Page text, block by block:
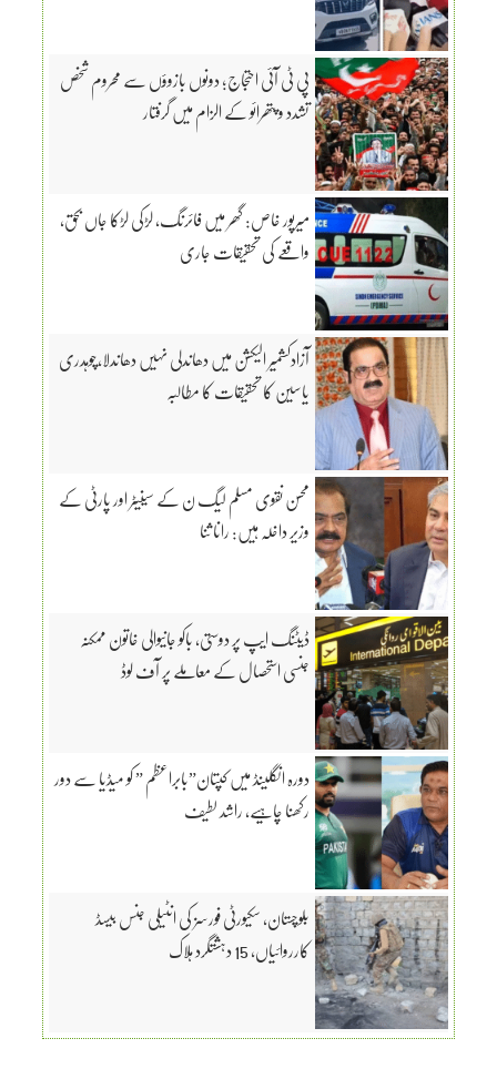
پی ٹی آئی احتجاج؛ دونوں بازوؤں سے محروم شخص
تشدد و پتھرائو کے الزام میں گرفتار
میرپور خاص: گھر میں فائرنگ، لڑکی لڑکا جاں بحق،
واقعے کی تحقیقات جاری
آزادکشمیر الیکشن میں دھاندلی نہیں دھاندلا،چوہدری
یاسین کا تحقیقات کا مطالبہ
محسن نقوی مسلم لیگ ن کے سینیٹر اور پارٹی کے
وزیر داخلہ ہیں: رانا ثنا
ڈیٹنگ ایپ پر دوستی، باکو جانیوالی خاتون ممکنہ
جنسی استحصال کے معاملے پر آف لوڈ
دورہ انگلینڈ میں کپتان”بابراعظم ” کو میڈیا سے دور
رکھنا چاہیے، راشد لطیف
بلوچستان، سکیورٹی فورسز کی انٹیلی جنس بیسڈ
کارروائیاں، 15 دہشتگرد ہلاک